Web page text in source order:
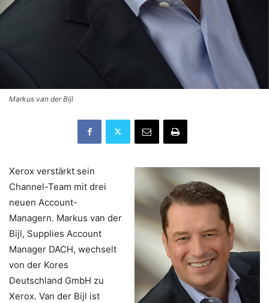
Markus van der Bijl
Xerox verstärkt sein
Channel-Team mit drei
neuen Account-
Managern. Markus van der
Bijl, Supplies Account
Manager DACH, wechselt
von der Kores
Deutschland GmbH zu
Xerox. Van der Bijl ist